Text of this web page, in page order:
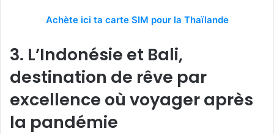
Achète ici ta carte SIM pour la Thaïlande
3. L’Indonésie et Bali,
destination de rêve par
excellence où voyager après
la pandémie